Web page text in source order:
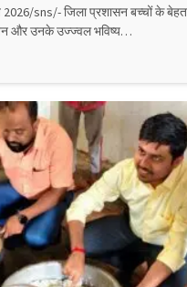
sns/- जिला प्रशासन बच्चों के
और उनके उज्ज्वल भविष्य…